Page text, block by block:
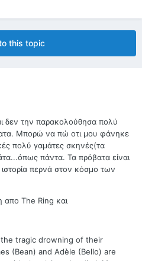
this topic
δεν την παρακολούθησα πολύ
Μπορώ να πώ οτι μου φάνηκε
πολύ γαμάτες σκηνές(τα
πάντα. Τα πρόβατα είναι
περνά στον κόσμο των
απο The Ring και
tragic drowning of their
(Bean) and Adèle (Bello) are